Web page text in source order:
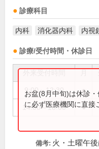
診療科目
内科 消化器内科 内視
診療/受付時間・休診日
9:00～12:30 ●
14:00～18:00 ●
お盆(8月中旬)は休診
に必ず医療機関に直接
備考: 火・土曜午